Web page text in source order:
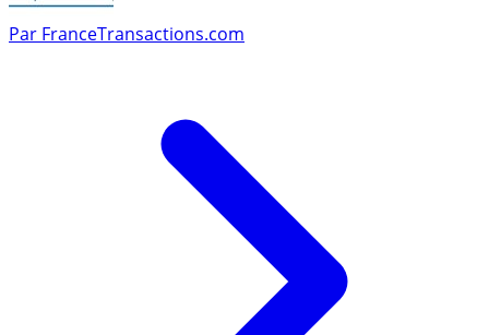
Par FranceTransactions.com